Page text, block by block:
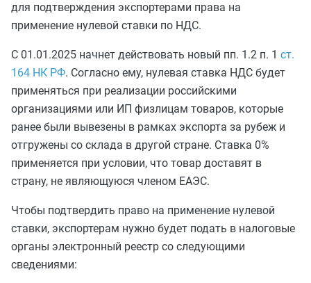
для подтверждения экспортерами права на
применение нулевой ставки по НДС.
С 01.01.2025 начнет действовать новый пп. 1.2 п. 1 ст.
164 НК РФ. Согласно ему, нулевая ставка НДС будет
применяться при реализации российскими
организациями или ИП физлицам товаров, которые
ранее были вывезены в рамках экспорта за рубеж и
отгружены со склада в другой стране. Ставка 0%
применяется при условии, что товар доставят в
страну, не являющуюся членом ЕАЭС.
Чтобы подтвердить право на применение нулевой
ставки, экспортерам нужно будет подать в налоговые
органы электронный реестр со следующими
сведениями: